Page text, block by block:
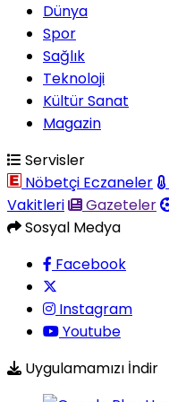
Dünya
Spor
Sağlık
Teknoloji
Kültür Sanat
Magazin
Servisler
Nöbetçi Eczaneler
Vakitleri
Gazeteler
Sosyal Medya
Facebook
Instagram
Youtube
Uygulamamızı İndir